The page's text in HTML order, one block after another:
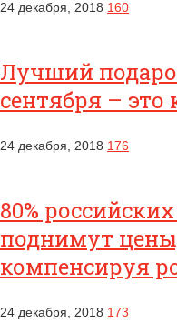
24 декабря, 2018 160
Лучший
сентября – это
24 декабря, 2018 176
80%
поднимут
компенсируя
24 декабря, 2018 173